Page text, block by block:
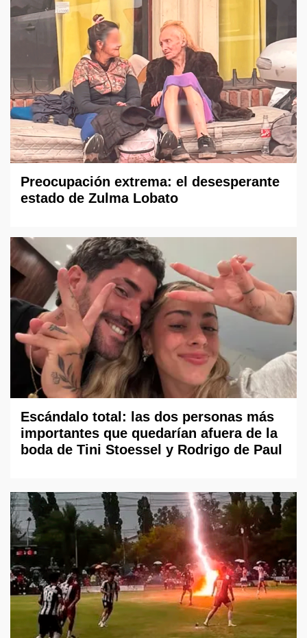
Preocupación extrema: el desesperante
estado de Zulma Lobato
Escándalo total: las dos personas más
importantes que quedarían afuera de la
boda de Tini Stoessel y Rodrigo de Paul